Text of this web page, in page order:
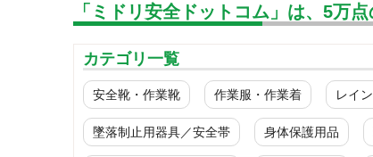
「ミドリ安全ドットコム」は、5万
カテゴリ一覧
安全靴・作業靴 作業服・作業着 レイ
墜落制止用器具／安全帯 身体保護用品